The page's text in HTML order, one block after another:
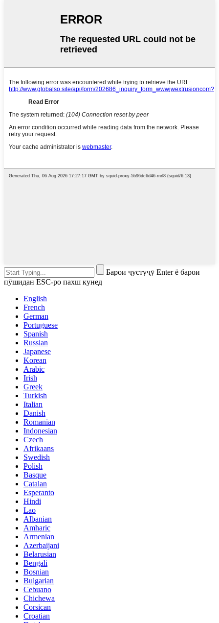
Барои ҷустуҷӯ Enter ё барои
пӯшидан ESC-ро пахш кунед
English
French
German
Portuguese
Spanish
Russian
Japanese
Korean
Arabic
Irish
Greek
Turkish
Italian
Danish
Romanian
Indonesian
Czech
Afrikaans
Swedish
Polish
Basque
Catalan
Esperanto
Hindi
Lao
Albanian
Amharic
Armenian
Azerbaijani
Belarusian
Bengali
Bosnian
Bulgarian
Cebuano
Chichewa
Corsican
Croatian